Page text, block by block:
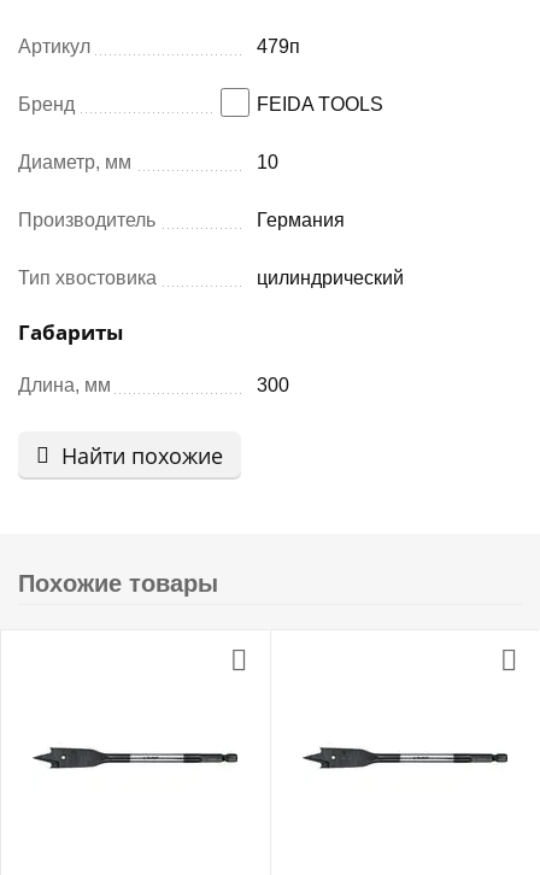
Артикул 479п
Бренд FEIDA TOOLS
Диаметр, мм 10
Производитель Германия
Тип хвостовика цилиндрический
Габариты
Длина, мм 300
Найти похожие
Похожие товары